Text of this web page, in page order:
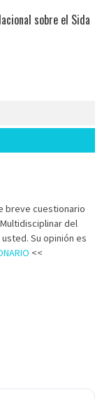
sobre el Sida
breve cuestionario
del
Su opinión es
<<